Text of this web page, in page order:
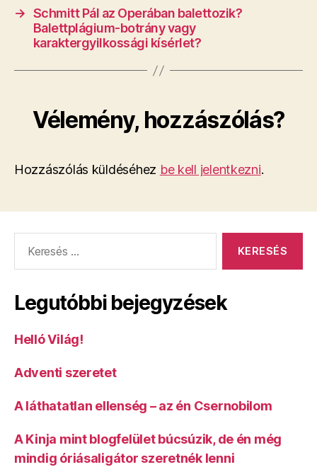
→ Schmitt Pál az Operában balettozik?
Balettplágium-botrány vagy
karaktergyilkossági kísérlet?
Vélemény, hozzászólás?
Hozzászólás küldéséhez be kell jelentkezni.
Legutóbbi bejegyzések
Helló Világ!
Adventi szeretet
A láthatatlan ellenség – az én Csernobilom
A Kinja mint blogfelület búcsúzik, de én még
mindig óriásaligátor szeretnék lenni